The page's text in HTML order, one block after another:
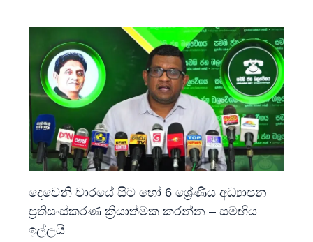
දෙවෙනි වාරයේ සිට හෝ 6 ශ්‍රේණිය අධ්‍යාපන
ප්‍රතිසංස්කරණ ක්‍රියාත්මක කරන්න – සමඟිය
ඉල්ලයි